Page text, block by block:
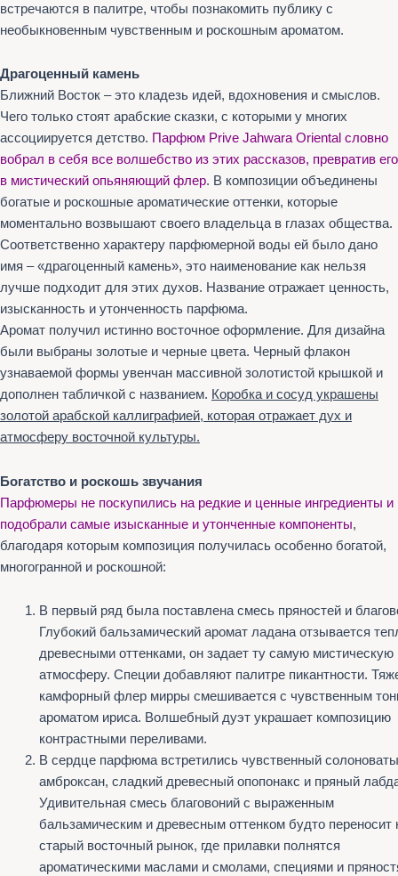
встречаются в палитре, чтобы познакомить публику с
необыкновенным чувственным и роскошным ароматом.
Драгоценный камень
Ближний Восток – это кладезь идей, вдохновения и смыслов.
Чего только стоят арабские сказки, с которыми у многих
ассоциируется детство. Парфюм Prive Jahwara Oriental словно
вобрал в себя все волшебство из этих рассказов, превратив его
в мистический опьяняющий флер. В композиции объединены
богатые и роскошные ароматические оттенки, которые
моментально возвышают своего владельца в глазах общества.
Соответственно характеру парфюмерной воды ей было дано
имя – «драгоценный камень», это наименование как нельзя
лучше подходит для этих духов. Название отражает ценность,
изысканность и утонченность парфюма.
Аромат получил истинно восточное оформление. Для дизайна
были выбраны золотые и черные цвета. Черный флакон
узнаваемой формы увенчан массивной золотистой крышкой и
дополнен табличкой с названием. Коробка и сосуд украшены
золотой арабской каллиграфией, которая отражает дух и
атмосферу восточной культуры.
Богатство и роскошь звучания
Парфюмеры не поскупились на редкие и ценные ингредиенты и
подобрали самые изысканные и утонченные компоненты,
благодаря которым композиция получилась особенно богатой,
многогранной и роскошной:
В первый ряд была поставлена смесь пряностей и
Глубокий бальзамический аромат ладана отзывается
древесными оттенками, он задает ту самую мистическую
атмосферу. Специи добавляют палитре пикантности.
камфорный флер мирры смешивается с чувственным
ароматом ириса. Волшебный дуэт украшает композицию
контрастными переливами.
В сердце парфюма встретились чувственный
амброксан, сладкий древесный опопонакс и пряный
Удивительная смесь благовоний с выраженным
бальзамическим и древесным оттенком будто переносит
старый восточный рынок, где прилавки полнятся
ароматическими маслами и смолами, специями и